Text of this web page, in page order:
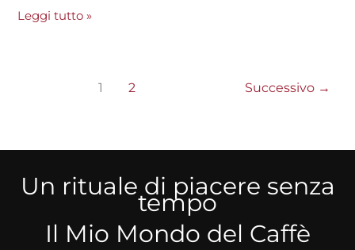
Leggi tutto »
1 2 Successivo →
Un rituale di piacere senza
tempo
Il Mio Mondo del Caffè